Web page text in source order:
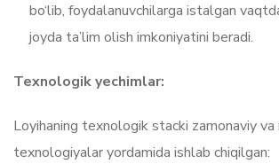
bo‘lib, foydalanuvchilarga istalgan
joyda ta’lim olish imkoniyatini beradi.
Texnologik yechimlar:
Loyihaning texnologik stacki zamonaviy va
texnologiyalar yordamida ishlab chiqilgan: